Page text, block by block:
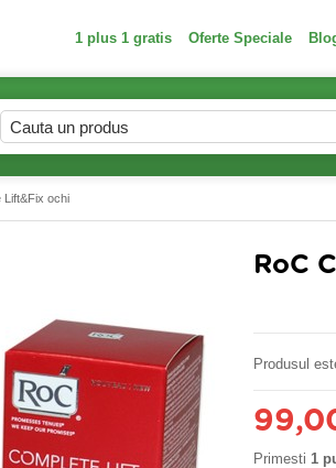
1 plus 1 gratis Oferte Speciale
Lift&Fix ochi
RoC
Produsul
Primesti 1